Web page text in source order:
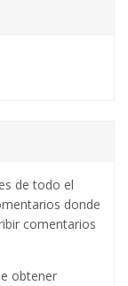
de todo el
donde
comentarios
obtener